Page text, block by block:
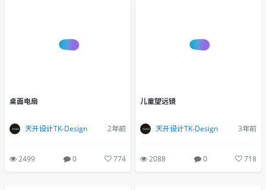
桌面电扇
天开设计TK-Design 2年前
2499 0 774
儿童望远镜
天开设计TK-Design 3年前
2088 0 718